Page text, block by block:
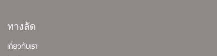
ทางลัด
เกี่ยวกับเรา